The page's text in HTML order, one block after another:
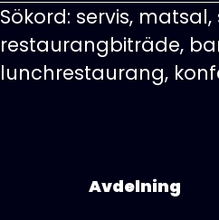
Sökord: servis,
restaurangbiträde,
lunchrestaurang,
Avdelning